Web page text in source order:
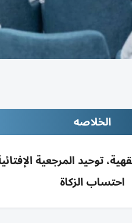
الخلاصه
توحيد المرجعية
احتساب الزكاة